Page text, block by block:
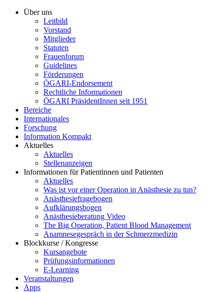
Über uns
Leitbild
Vorstand
Mitglieder
Statuten
Frauenforum
Guidelines
Förderungen
ÖGARI-Endorsement
Rechtliche Informationen
ÖGARI PräsidentInnen seit 1951
Bereiche
Internationales
Forschung
Information Kompakt
Aktuelles
Aktuelles
Stellenanzeigen
Informationen für Patientinnen und Patienten
Aktuelles
Was ist vor einer Operation in Anästhesie zu tun?
Anästhesiefragebogen
Aufklärungsbogen
Anästhesieberatung Video
The Big Operation, Patient Blood Management
Anamnesegespräch in der Schmerzmedizin
Blockkurse / Kongresse
Kursangebote
Prüfungsinformationen
E-Learning
Veranstaltungen
Apps